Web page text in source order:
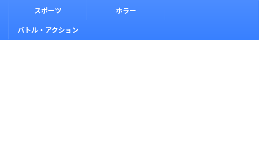
スポーツ
ホラー
バトル・アクション